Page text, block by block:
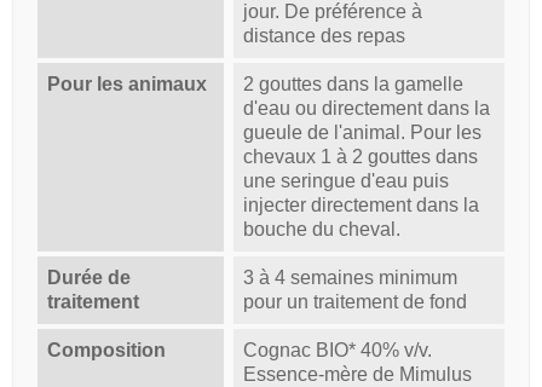
jour. De préférence à
distance des repas
Pour les animaux
2 gouttes dans la gamelle
d'eau ou directement dans la
gueule de l'animal. Pour les
chevaux 1 à 2 gouttes dans
une seringue d'eau puis
injecter directement dans la
bouche du cheval.
Durée de
traitement
3 à 4 semaines minimum
pour un traitement de fond
Composition
Cognac BIO* 40% v/v.
Essence-mère de Mimulus